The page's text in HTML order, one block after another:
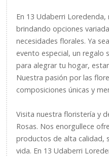
En 13 Udaberri
brindando opciones
necesidades florales. Ya
evento especial, un regalo
para alegrar tu hogar,
Nuestra pasión por las
composiciones únicas y
Visita nuestra floristería y
Rosas. Nos enorgullece
productos de alta calidad,
vida. En 13 Udaberri